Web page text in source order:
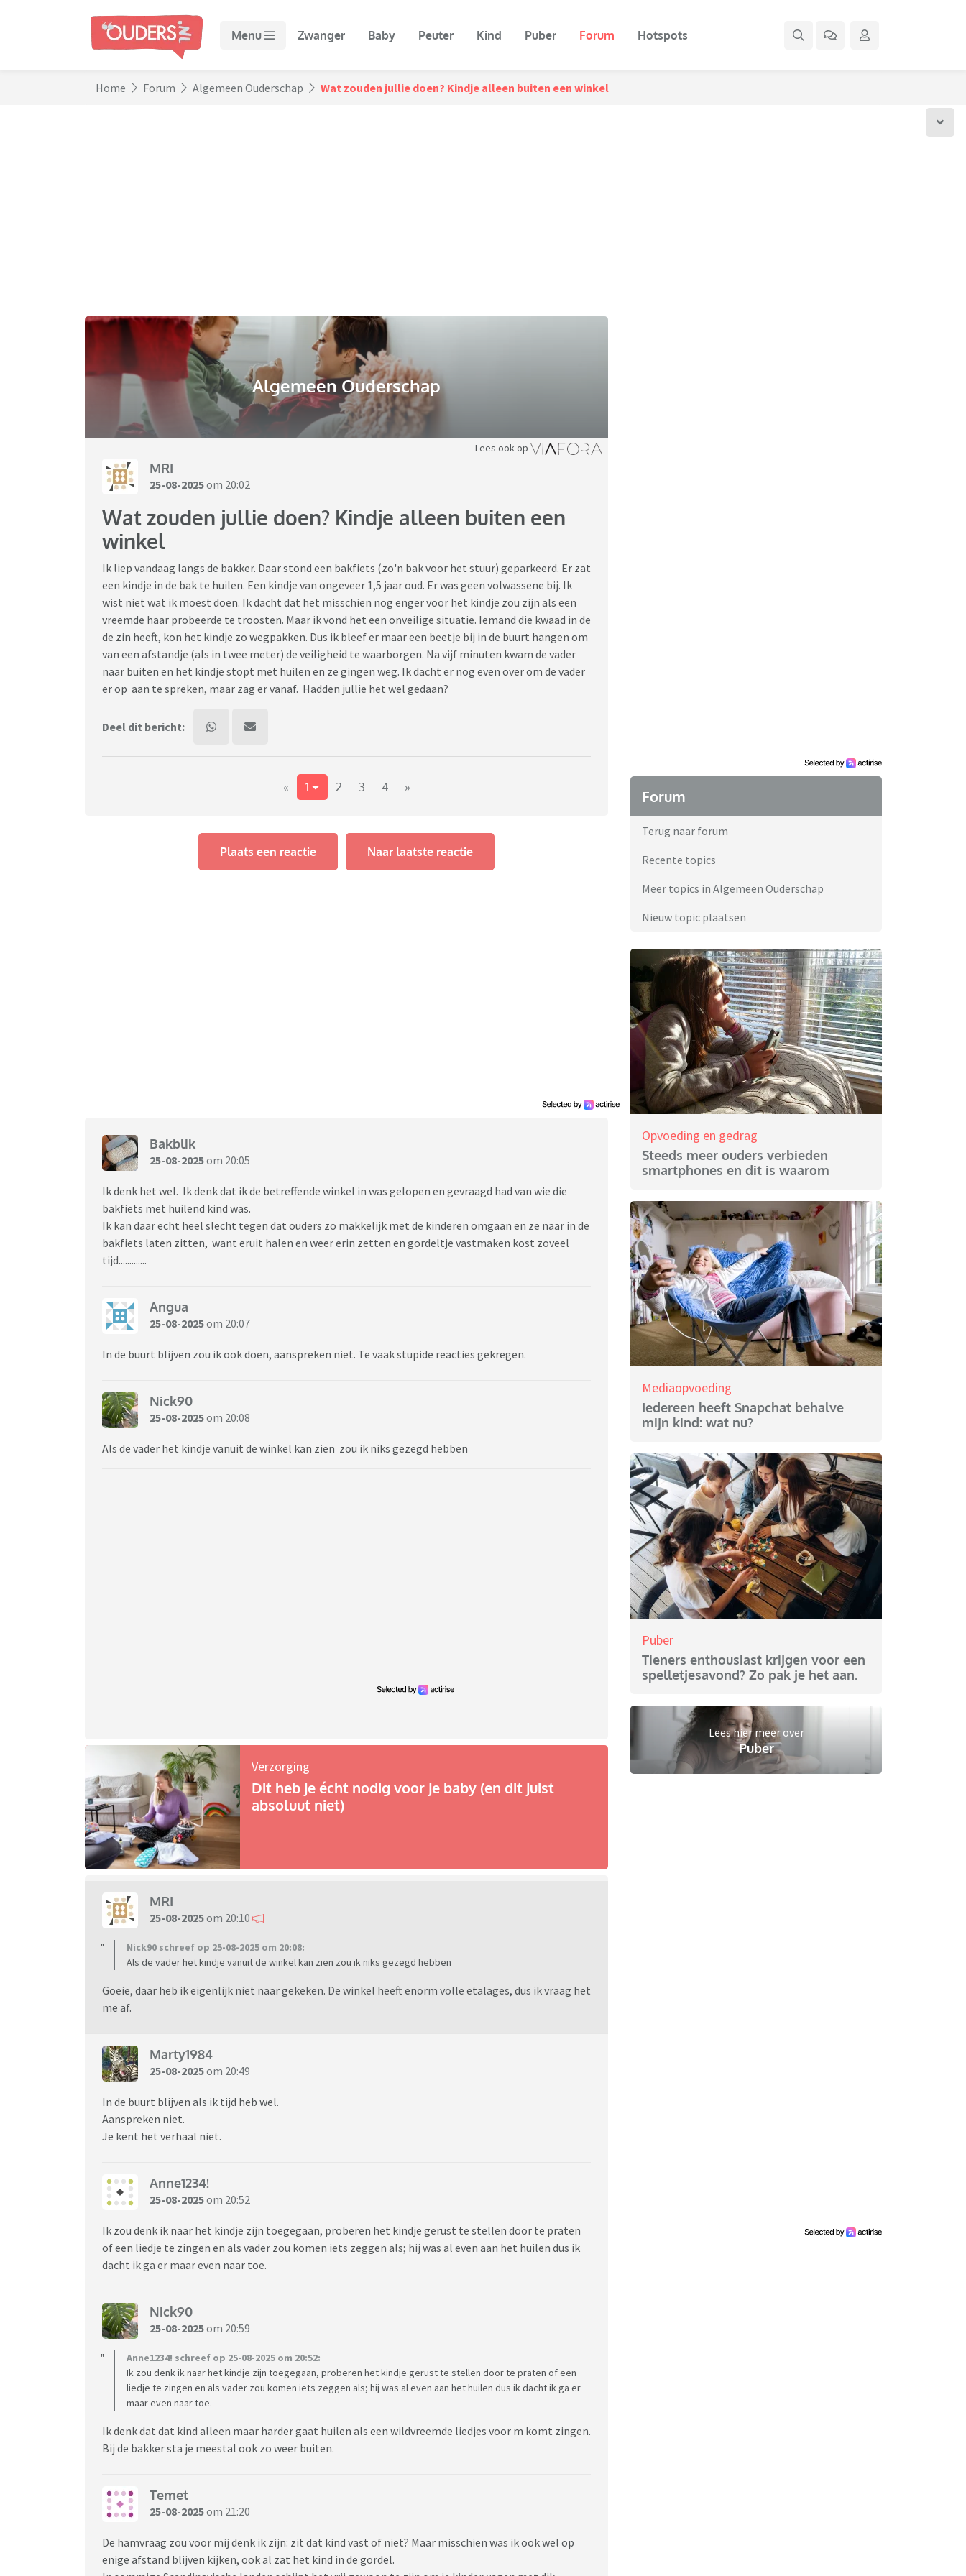
Menu Zwanger Baby Peuter Kind Puber Forum Hotspots
Home Forum Algemeen Ouderschap Wat zouden jullie doen? Kindje alleen buiten een winkel
Algemeen Ouderschap
Lees ook op
MRI
25-08-2025om 20:02
Wat zouden jullie doen? Kindje alleen buiten een
winkel
Ik liep vandaag langs de bakker. Daar stond een bakfiets (zo'n bak voor het stuur) geparkeerd. Er zat
een kindje in de bak te huilen. Een kindje van ongeveer 1,5 jaar oud. Er was geen volwassene bij. Ik
wist niet wat ik moest doen. Ik dacht dat het misschien nog enger voor het kindje zou zijn als een
vreemde haar probeerde te troosten. Maar ik vond het een onveilige situatie. Iemand die kwaad in de
de zin heeft, kon het kindje zo wegpakken. Dus ik bleef er maar een beetje bij in de buurt hangen om
van een afstandje (als in twee meter) de veiligheid te waarborgen. Na vijf minuten kwam de vader
naar buiten en het kindje stopt met huilen en ze gingen weg. Ik dacht er nog even over om de vader
er op aan te spreken, maar zag er vanaf. Hadden jullie het wel gedaan?
Deel dit bericht:
« 1 2 3 4 »
Plaats een reactie Naar laatste reactie
Bakblik
25-08-2025om 20:05
Ik denk het wel. Ik denk dat ik de betreffende winkel in was gelopen en gevraagd had van wie die
bakfiets met huilend kind was.
Ik kan daar echt heel slecht tegen dat ouders zo makkelijk met de kinderen omgaan en ze naar in de
bakfiets laten zitten, want eruit halen en weer erin zetten en gordeltje vastmaken kost zoveel
tijd.............
Angua
25-08-2025om 20:07
In de buurt blijven zou ik ook doen, aanspreken niet. Te vaak stupide reacties gekregen.
Nick90
25-08-2025om 20:08
Als de vader het kindje vanuit de winkel kan zien zou ik niks gezegd hebben
Verzorging
Dit heb je écht nodig voor je baby (en dit juist
absoluut niet)
MRI
25-08-2025om 20:10
Nick90 schreef op 25-08-2025 om 20:08:
Als de vader het kindje vanuit de winkel kan zien zou ik niks gezegd hebben
Goeie, daar heb ik eigenlijk niet naar gekeken. De winkel heeft enorm volle etalages, dus ik vraag het
me af.
Marty1984
25-08-2025om 20:49
In de buurt blijven als ik tijd heb wel.
Aanspreken niet.
Je kent het verhaal niet.
Anne1234!
25-08-2025om 20:52
Ik zou denk ik naar het kindje zijn toegegaan, proberen het kindje gerust te stellen door te praten
of een liedje te zingen en als vader zou komen iets zeggen als; hij was al even aan het huilen dus ik
dacht ik ga er maar even naar toe.
Nick90
25-08-2025om 20:59
Anne1234! schreef op 25-08-2025 om 20:52:
Ik zou denk ik naar het kindje zijn toegegaan, proberen het kindje gerust te stellen door te praten of een
liedje te zingen en als vader zou komen iets zeggen als; hij was al even aan het huilen dus ik dacht ik ga er
maar even naar toe.
Ik denk dat dat kind alleen maar harder gaat huilen als een wildvreemde liedjes voor m komt zingen.
Bij de bakker sta je meestal ook zo weer buiten.
Temet
25-08-2025om 21:20
De hamvraag zou voor mij denk ik zijn: zit dat kind vast of niet? Maar misschien was ik ook wel op
enige afstand blijven kijken, ook al zat het kind in de gordel.
Forum
Terug naar forum
Recente topics
Meer topics in Algemeen Ouderschap
Nieuw topic plaatsen
Opvoeding en gedrag
Steeds meer ouders verbieden
smartphones en dit is waarom
Mediaopvoeding
Iedereen heeft Snapchat behalve
mijn kind: wat nu?
Puber
Tieners enthousiast krijgen voor een
spelletjesavond? Zo pak je het aan.
Lees hier meer over
Puber